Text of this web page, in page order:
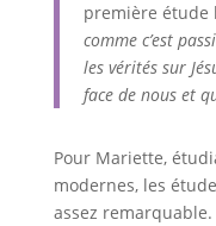
première étude
comme c’est
les vérités sur
face de nous et
Pour Mariette,
modernes, les
assez